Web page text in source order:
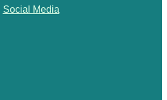
Social Media